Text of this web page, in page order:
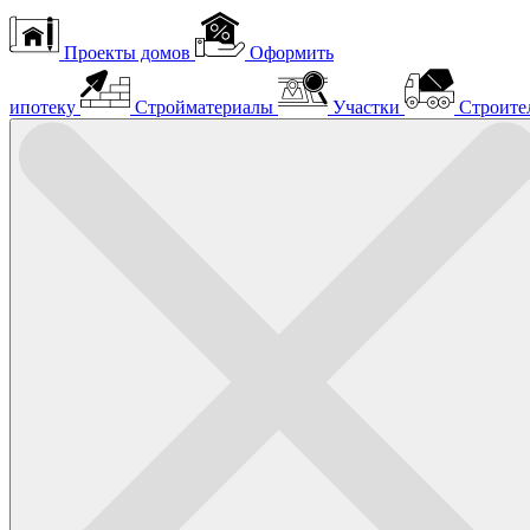
Проекты домов Оформить
ипотеку Стройматериалы Участки